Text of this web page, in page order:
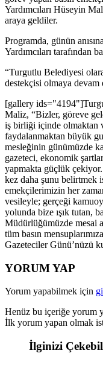
Yardımcıları Hüseyin
araya geldiler.
Programda, günün
Yardımcıları tarafından
“Turgutlu Belediyesi
destekçisi olmaya devam
[gallery
Maliz, “Bizler, göreve
iş birliği içinde olmaktan
faydalanmaktan büyük
mesleğinin günümüzde
gazeteci, ekonomik
yapmakta güçlük
kez daha şunu belirtmek
emekçilerimizin her
vesileyle; gerçeği
yolunda bize ışık tutan,
Müdürlüğümüzde mesai
tüm basın
Gazeteciler Günü’nüzü
YORUM YAP
Yorum yapabilmek için
Henüz bu içeriğe yorum
İlk yorum yapan olmak
İlginizi